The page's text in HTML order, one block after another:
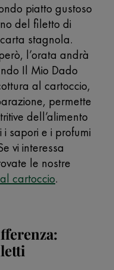
piatto gustoso
del filetto di
stagnola.
l’orata andrà
Il Mio Dado
al cartoccio,
permette
dell’alimento
sapori e i profumi
vi interessa
le nostre
cartoccio.